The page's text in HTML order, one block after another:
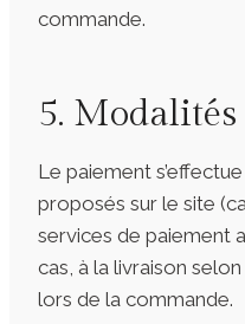
commande.
5.
Le paiement
proposés sur le site
services de paiement
cas, à la livraison
lors de la commande.